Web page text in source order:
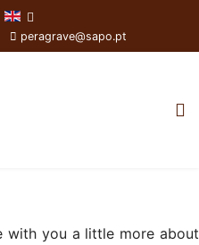
peragrave@sapo.pt
with you a little more about